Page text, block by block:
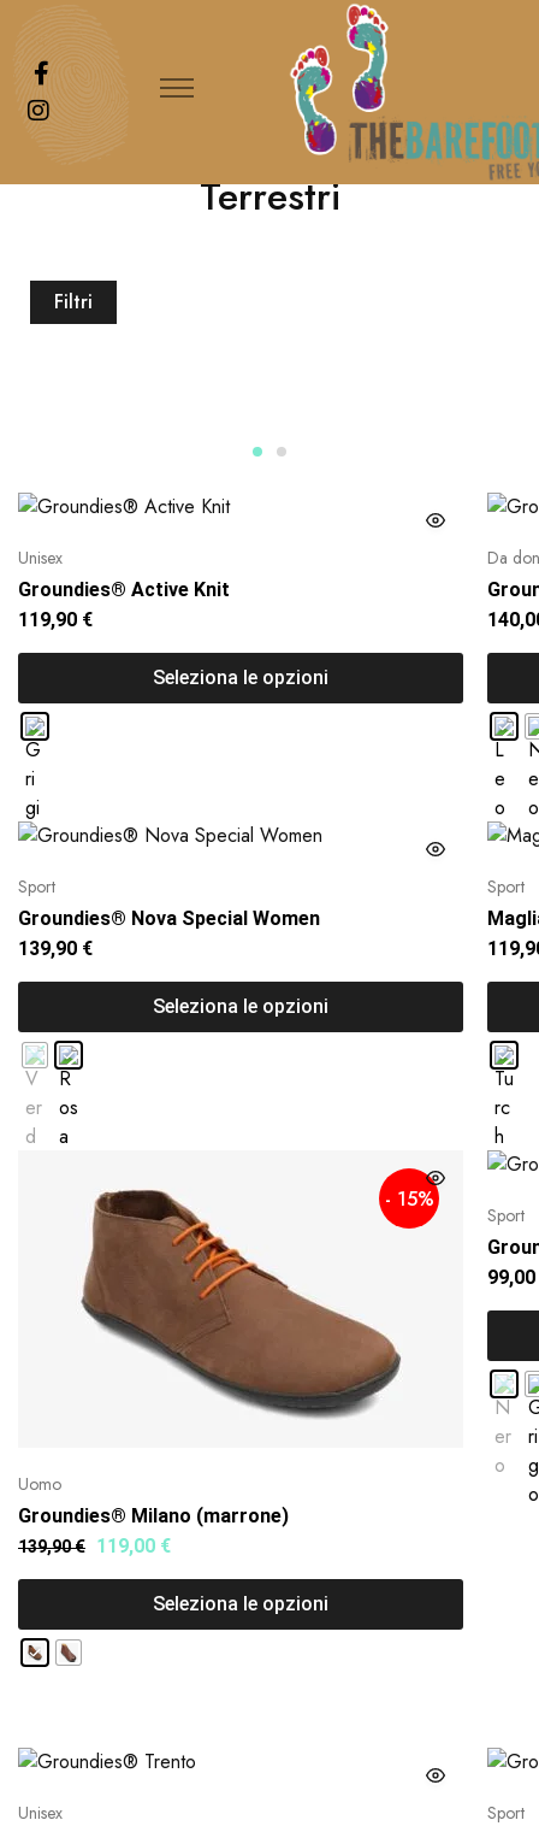
Terrestri
Filtri
Unisex
Groundies® Active Knit
119,90 €
Seleziona le opzioni
Da
Sport
Groundies® Nova Special Women
139,90 €
Seleziona le opzioni
Sport
- 15%
Uomo
Groundies® Milano (marrone)
139,90€ 119,00 €
Seleziona le opzioni
Sport
99,00
Unisex Sport